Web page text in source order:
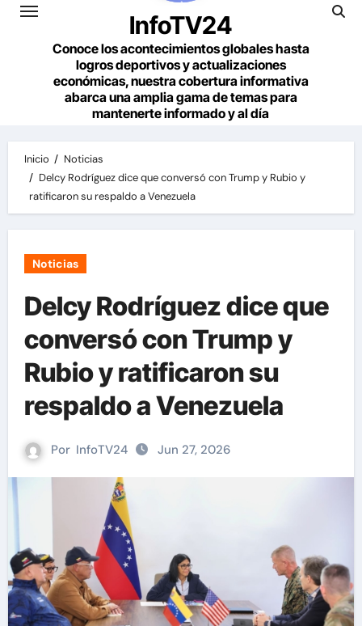
InfoTV24
Conoce los acontecimientos globales hasta
logros deportivos y actualizaciones
económicas, nuestra cobertura informativa
abarca una amplia gama de temas para
mantenerte informado y al día
Inicio
Noticias
Delcy Rodríguez dice que conversó con Trump y Rubio y
ratificaron su respaldo a Venezuela
Noticias
Delcy Rodríguez dice que
conversó con Trump y
Rubio y ratificaron su
respaldo a Venezuela
Por InfoTV24 Jun 27, 2026